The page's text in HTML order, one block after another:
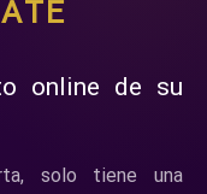
online de su
solo tiene una